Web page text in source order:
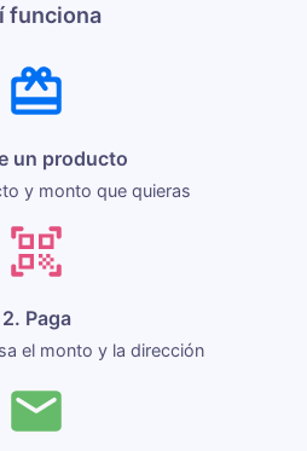
funciona
un producto
y monto que quieras
2. Paga
el monto y la dirección